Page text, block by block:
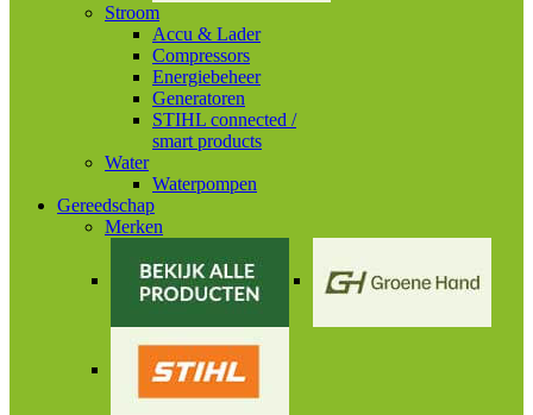
Stroom
Accu & Lader
Compressors
Energiebeheer
Generatoren
STIHL connected /
smart products
Water
Waterpompen
Gereedschap
Merken